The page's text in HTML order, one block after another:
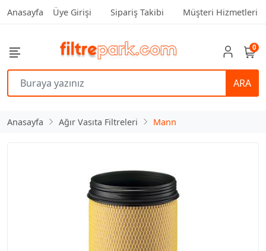
Anasayfa Üye Girişi Sipariş Takibi Müşteri Hizmetleri
ARA
0
Anasayfa Ağır Vasıta Filtreleri Mann